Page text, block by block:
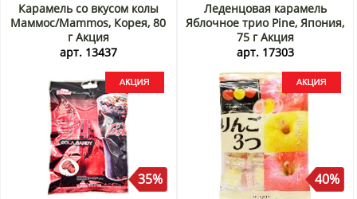
Карамель со вкусом колы
Маммос/Mammos, Корея, 80
г Акция
арт. 13437
35%
Леденцовая карамель
Яблочное трио Pine, Япония,
75 г Акция
арт. 17303
40%